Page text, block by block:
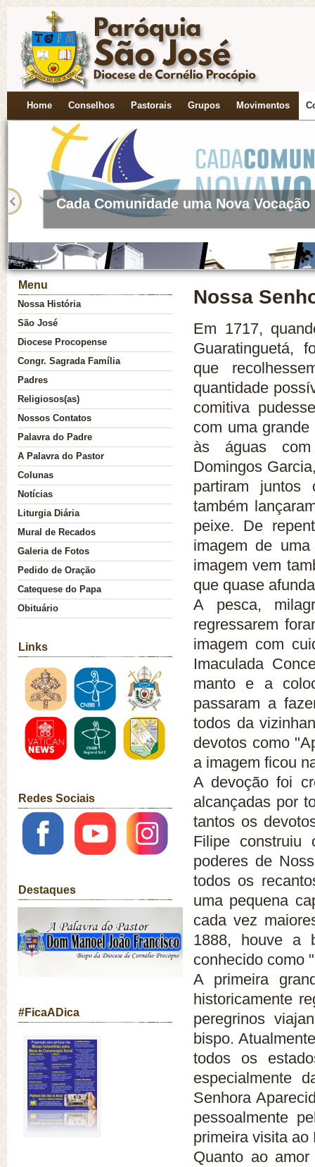
Home Conselhos Pastorais Grupos Movimentos
Cada Comunidade uma Nova Vocação
Novena a Nossa S. do Perpétuo
Nossa
Em 1717,
Guaratinguetá,
que
quantidade
comitiva
com uma
às águas
Domingos
partiram
também
peixe. De
imagem de
imagem vem
que quase
A pesca,
regressarem
imagem com
Imaculada
manto e a
passaram a
todos da
devotos como
a imagem ficou
A devoção foi
alcançadas por
tantos os
Filipe construiu
poderes de
todos os
uma pequena
cada vez
1888, houve a
conhecido como
A primeira
historicamente
peregrinos
bispo.
todos os
especialmente
Senhora
pessoalmente
primeira visita ao
Quanto ao
Menu
Nossa História
São José
Diocese Procopense
Congr. Sagrada Família
Padres
Religiosos(as)
Nossos Contatos
Palavra do Padre
A Palavra do Pastor
Colunas
Notícias
Liturgia Diária
Mural de Recados
Galeria de Fotos
Pedido de Oração
Catequese do Papa
Obituário
Links
Redes Sociais
Destaques
#FicaADica